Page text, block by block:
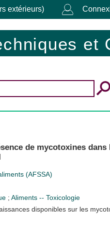
extérieurs)
et
de mycotoxines
(AFSSA)
; Aliments -- Toxicologie
disponibles sur les